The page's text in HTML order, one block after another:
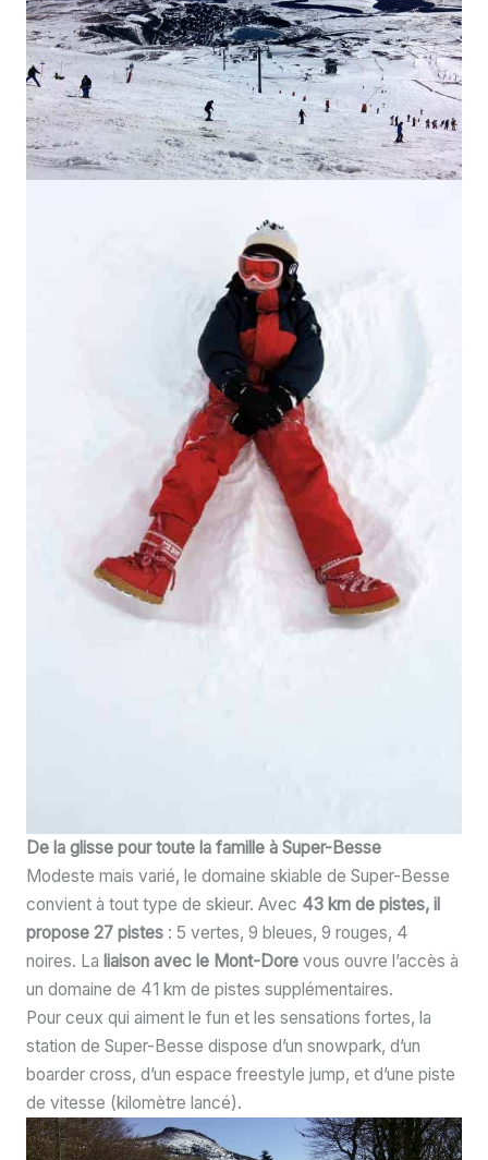
De la glisse pour toute la famille à Super-Besse
Modeste mais varié, le domaine skiable de Super-Besse
convient à tout type de skieur. Avec 43 kmde pistes, il
propose 27 pistes: 5 vertes, 9 bleues, 9 rouges, 4
noires. La liaison avec le Mont-Dorevous ouvre l’accès à
un domaine de 41 km de pistes supplémentaires.
Pour ceux qui aiment le fun et les sensations fortes, la
station de Super-Besse dispose d’un snowpark, d’un
boarder cross, d’un espace freestyle jump, et d’une piste
de vitesse (kilomètre lancé).